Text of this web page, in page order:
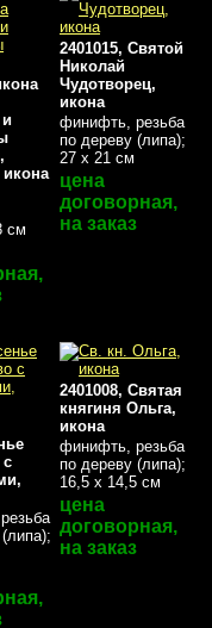
и
см
2401015, Святой
Николай
Чудотворец,
икона
финифть, резьба
по дереву (липа);
27 х 21 см
цена
договорная,
на заказ
с
2401008, Святая
княгиня Ольга,
икона
финифть, резьба
по дереву (липа);
16,5 х 14,5 см
цена
договорная,
на заказ